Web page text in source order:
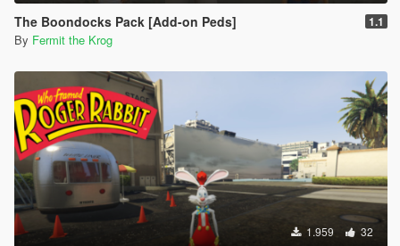
The Boondocks Pack [Add-on Peds] 1.1
By Fermit the Krog
1.959 32